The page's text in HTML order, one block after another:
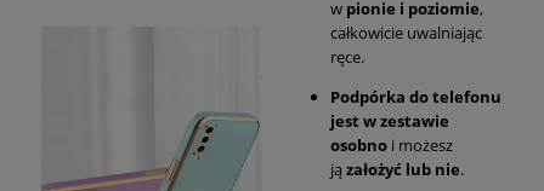
w pionie i poziomie,
całkowicie uwalniając
ręce.
Podpórka do telefonu
jest w zestawie
osobno i możesz
ją założyć lub nie.